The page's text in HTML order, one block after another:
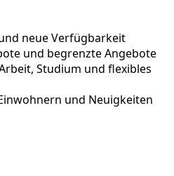
neue Verfügbarkeit
und begrenzte Angebote
Studium und flexibles
und Neuigkeiten